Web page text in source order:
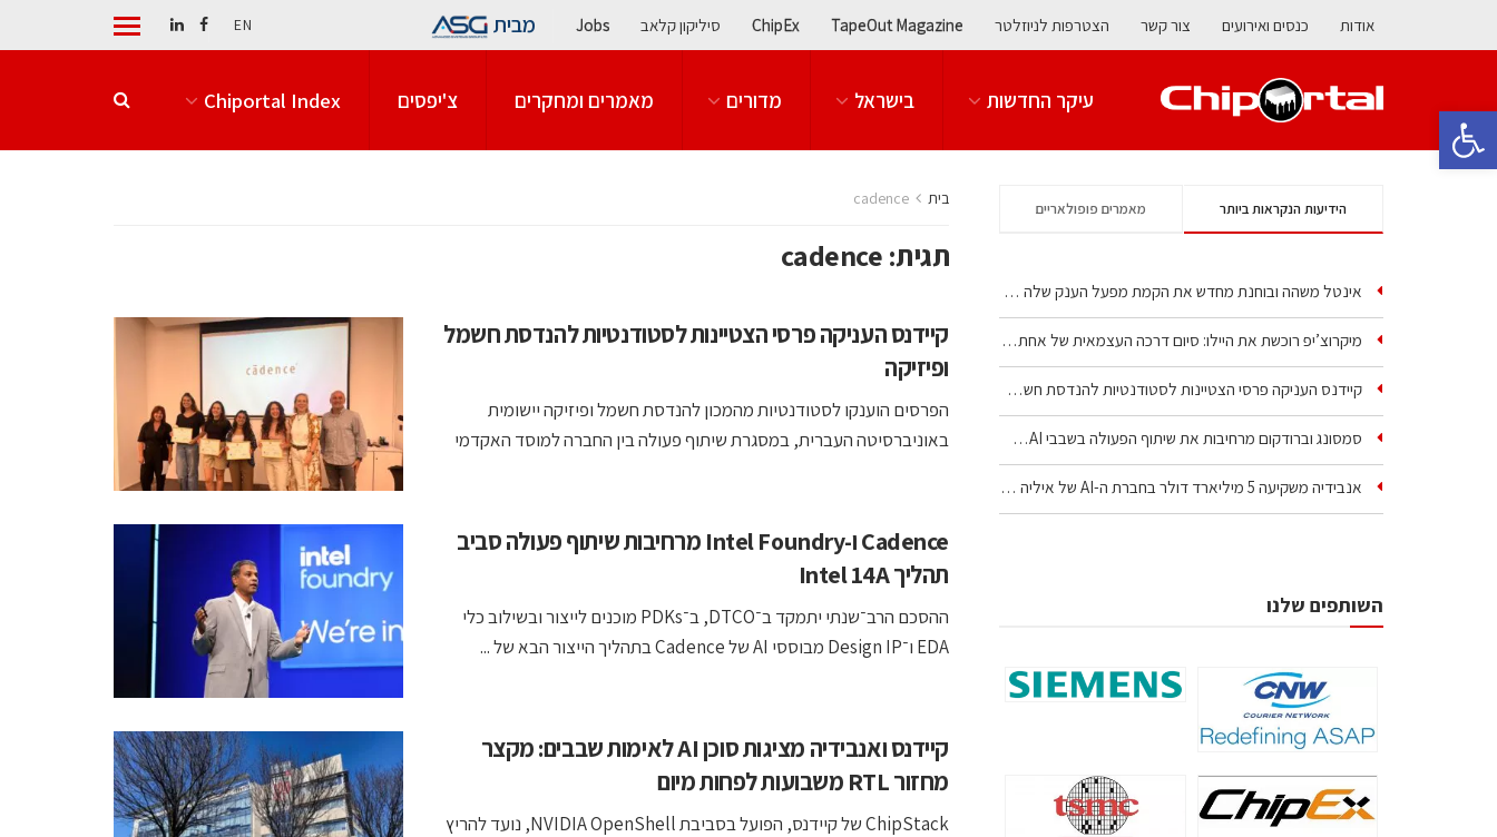
פתח סרגל נגישות
אודות כנסים ואירועים צור קשר הצטרפות לניוזלטר TapeOut Magazine
ChipEx סיליקון קלאב Jobs מבית EN
עיקר החדשות בישראל מדורים מאמרים ומחקרים צ'יפסים Chiportal Index
בית cadence
תגית: cadence
קיידנס העניקה פרסי הצטיינות לסטודנטיות להנדסת חשמל
ופיזיקה
הפרסים הוענקו לסטודנטיות מהמכון להנדסת חשמל ופיזיקה יישומית
באוניברסיטה העברית, במסגרת שיתוף פעולה בין החברה למוסד האקדמי
Cadence ו-Intel Foundry מרחיבות שיתוף פעולה סביב
תהליך Intel 14A
ההסכם הרב־שנתי יתמקד ב־DTCO, ב־PDKs מוכנים לייצור ובשילוב כלי
EDA ו־Design IP מבוססי AI של Cadence בתהליך הייצור הבא של ...
קיידנס ואנבידיה מציגות סוכן AI לאימות שבבים: מקצר
מחזור RTL משבועות לפחות מיום
ChipStack של קיידנס, הפועל בסביבת NVIDIA OpenShell, נועד להריץ
הידיעות הנקראות ביותר מאמרים פופולאריים
אינטל משהה ובוחנת מחדש את הקמת מפעל הענק שלה בקריית גת
מיקרוצ’יפ רוכשת את היילו: סיום דרכה העצמאית של אחת…
קיידנס העניקה פרסי הצטיינות לסטודנטיות להנדסת חשמל ופיזיקה
סמסונג וברודקום מרחיבות את שיתוף הפעולה בשבבי AI…
אנבידיה משקיעה 5 מיליארד דולר בחברת ה-AI של איליה סוצקבר
השותפים שלנו